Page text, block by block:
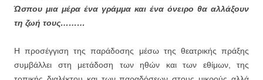
Ώσπου μια μέρα ένα γράμμα και ένα όνειρο θα αλλάξουν
τη ζωή τους………
Η προσέγγιση της παράδοσης μέσω της θεατρικής πράξης
συμβάλλει στη μετάδοση των ηθών και των εθίμων, της